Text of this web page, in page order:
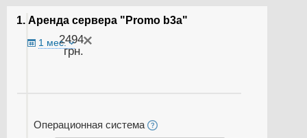
2494
грн.
1 мес.
1. Аренда сервера "Promo b3a"
Операционная система